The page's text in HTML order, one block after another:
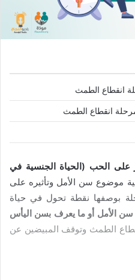
انقطاع الطمث
انقطاع الطمث
على الحب (الحياة الجنسية في
موضوع سن الأمل وتأثيره على
بوصفها نقطة تحول في حياة
سن الأمل أو ما يعرف بسن اليأس
الطمث وتوقف المبيضين عن